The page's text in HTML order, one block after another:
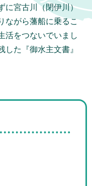
に宮古川（閉伊川）
ながら藩船に乗るこ
活をつないでいまし
た『御水主文書』